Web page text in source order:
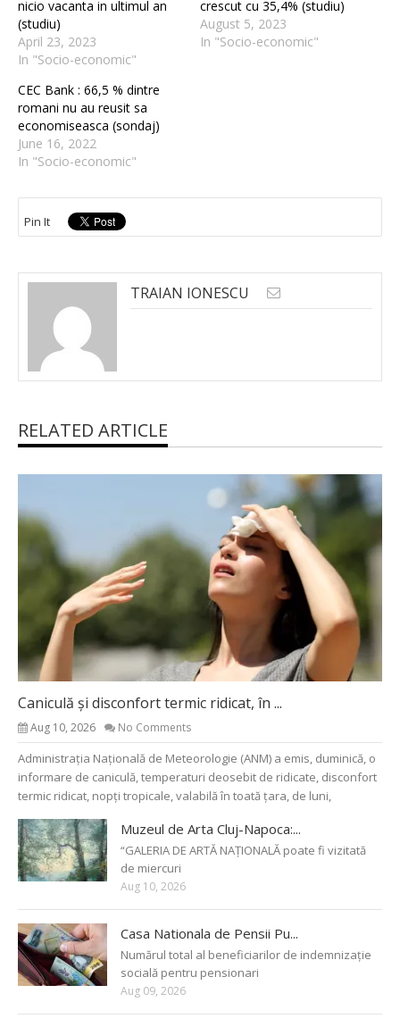
nicio vacanta in ultimul an
(studiu)
April 23, 2023
In "Socio-economic"
crescut cu 35,4% (studiu)
August 5, 2023
In "Socio-economic"
CEC Bank : 66,5 % dintre
romani nu au reusit sa
economiseasca (sondaj)
June 16, 2022
In "Socio-economic"
Pin It
TRAIAN IONESCU
RELATED ARTICLE
Caniculă și disconfort termic ridicat, în ...
Aug 10, 2026 No Comments
Administrația Națională de Meteorologie (ANM) a emis, duminică, o
informare de caniculă, temperaturi deosebit de ridicate, disconfort
termic ridicat, nopți tropicale, valabilă în toată țara, de luni,
Muzeul de Arta Cluj-Napoca:...
“GALERIA DE ARTĂ NAȚIONALĂ poate fi vizitată
de miercuri
Aug 10, 2026
Casa Nationala de Pensii Pu...
Numărul total al beneficiarilor de indemnizație
socială pentru pensionari
Aug 09, 2026